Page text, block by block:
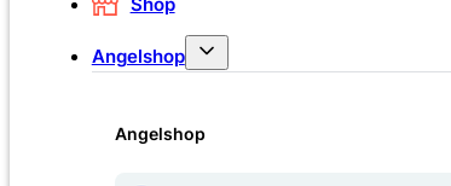
Shop
Angelshop
Angelshop